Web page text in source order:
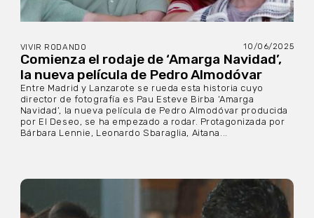
VIVIR RODANDO 10/06/2025
Comienza el rodaje de ‘Amarga Navidad’,
la nueva película de Pedro Almodóvar
Entre Madrid y Lanzarote se rueda esta historia cuyo
director de fotografía es Pau Esteve Birba ‘Amarga
Navidad’, la nueva película de Pedro Almodóvar producida
por El Deseo, se ha empezado a rodar. Protagonizada por
Bárbara Lennie, Leonardo Sbaraglia, Aitana...